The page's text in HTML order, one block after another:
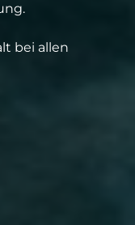
bei allen